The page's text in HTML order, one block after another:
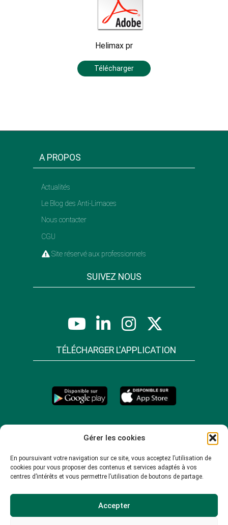
Gérer les cookies
En poursuivant votre navigation sur ce site, vous acceptez l’utilisation de
cookies pour vous proposer des contenus et services adaptés à vos
centres d’intérêts et vous permettre l’utilisation de boutons de partage.
Accepter
Helimax pr
Télécharger
A PROPOS
Actualités
Le Blog des Anti-Limaces
Nous contacter
CGU
Site réservé aux professionnels
SUIVEZ NOUS
TÉLÉCHARGER L'APPLICATION